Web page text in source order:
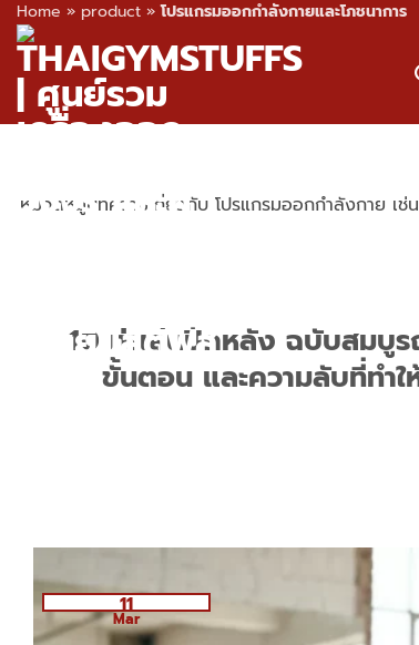
Home » product »โปรแกรมออกกำลังกายและโภชนาการ
Skip
content
หมวดหมู่บทความเกี่ยวกับ โปรแกรมออกกำลังกาย เช่
10 ท่าเล่นปีกหลัง ฉบับสมบู
ขั้นตอน และความลับที่ทำ
11
Mar